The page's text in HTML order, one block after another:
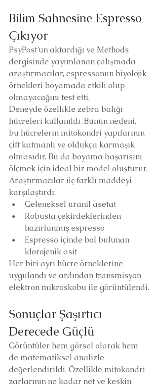
Bilim Sahnesine Espresso
Çıkıyor
PsyPost’un aktardığı ve Methods
dergisinde yayımlanan çalışmada
araştırmacılar, espressonun biyolojik
örnekleri boyamada etkili olup
olmayacağını test etti.
Deneyde özellikle zebra balığı
hücreleri kullanıldı. Bunun nedeni,
bu hücrelerin mitokondri yapılarının
çift katmanlı ve oldukça karmaşık
olmasıdır. Bu da boyama başarısını
ölçmek için ideal bir model oluşturur.
Araştırmacılar üç farklı maddeyi
karşılaştırdı:
Geleneksel uranil asetat
Robusta çekirdeklerinden
hazırlanmış espresso
Espresso içinde bol bulunan
klorojenik asit
Her biri ayrı hücre örneklerine
uygulandı ve ardından transmisyon
elektron mikroskobu ile görüntülendi.
Sonuçlar Şaşırtıcı
Derecede Güçlü
Görüntüler hem görsel olarak hem
de matematiksel analizle
değerlendirildi. Özellikle mitokondri
zarlarının ne kadar net ve keskin